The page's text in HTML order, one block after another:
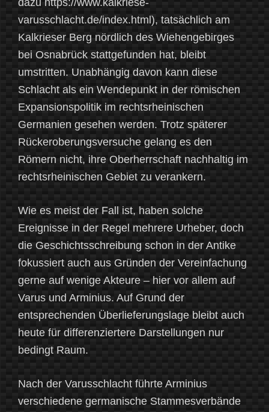
dazu https://www.kalkriese-
varusschlacht.de/index.html), tatsächlich am
Kalkrieser Berg nördlich des Wiehengebirges
bei Osnabrück stattgefunden hat, bleibt
umstritten. Unabhängig davon kann diese
Schlacht als ein Wendepunkt in der römischen
Expansionspolitik im rechtsrheinischen
Germanien gesehen werden. Trotz späterer
Rückeroberungsversuche gelang es den
Römern nicht, ihre Oberherrschaft nachhaltig im
rechtsrheinischen Gebiet zu verankern.
Wie es meist der Fall ist, haben solche
Ereignisse in der Regel mehrere Urheber, doch
die Geschichtsschreibung schon in der Antike
fokussiert auch aus Gründen der Vereinfachung
gerne auf wenige Akteure – hier vor allem auf
Varus und Arminius. Auf Grund der
entsprechenden Überlieferungslage bleibt auch
heute für differenziertere Darstellungen nur
bedingt Raum.
Nach der Varusschlacht führte Arminius
verschiedene germanische Stammesverbände